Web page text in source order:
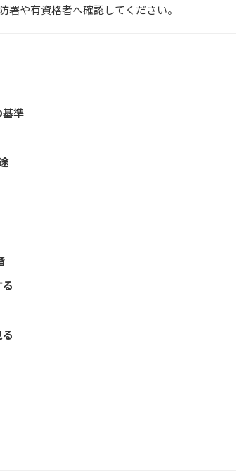
や有資格者へ確認してください。
基準